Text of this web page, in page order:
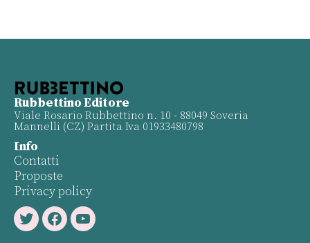
Rubbettino Editore
Viale Rosario Rubbettino n. 10 - 88049 Soveria
Mannelli (CZ) Partita Iva 01933480798
Info
Contatti
Proposte
Privacy policy
TwitterFacebookYoutube